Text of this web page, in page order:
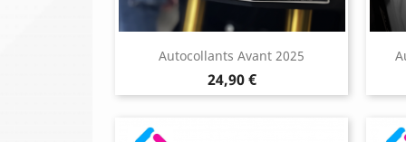
Autocollants Avant 2025
Prix
24,90 €